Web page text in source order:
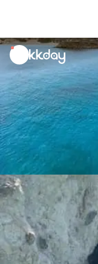
unread
notifications